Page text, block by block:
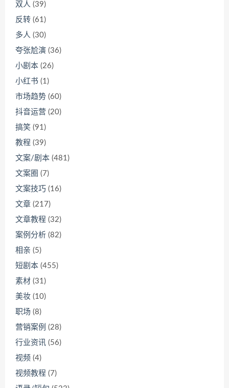
双人 (39)
反转 (61)
多人 (30)
夸张尬演 (36)
小剧本 (26)
小红书 (1)
市场趋势 (60)
抖音运营 (20)
搞笑 (91)
教程 (39)
文案/剧本 (481)
文案圈 (7)
文案技巧 (16)
文章 (217)
文章教程 (32)
案例分析 (82)
相亲 (5)
短剧本 (455)
素材 (31)
美妆 (10)
职场 (8)
营销案例 (28)
行业资讯 (56)
视频 (4)
视频教程 (7)